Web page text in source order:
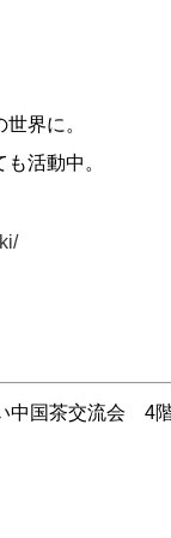
界に。
活動中。
中国茶交流会 4